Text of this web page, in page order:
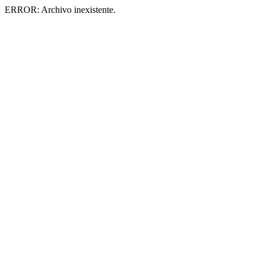
ERROR: Archivo inexistente.